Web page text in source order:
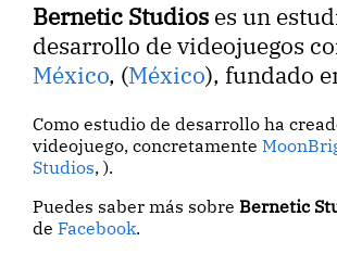
Bernetic Studios es un
desarrollo de videojuegos
México, (México), fundado
Como estudio de desarrollo ha
videojuego, concretamente
Studios, ).
Puedes saber más sobreBernetic
deFacebook.